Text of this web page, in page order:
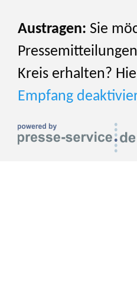
Austragen: Sie
Kreis erhalten?
Empfang